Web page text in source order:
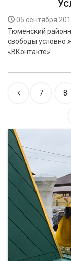
05 сентября
Тюменский
свободы условно
«ВКонтакте».
7 8